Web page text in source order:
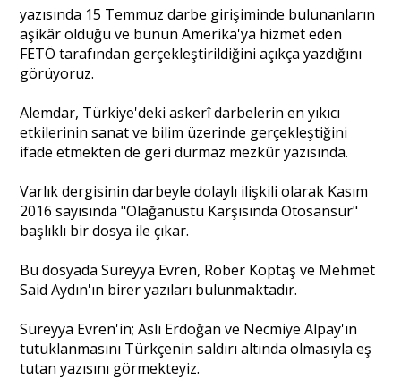
yazısında 15 Temmuz darbe girişiminde bulunanların
aşikâr olduğu ve bunun Amerika'ya hizmet eden
FETÖ tarafından gerçekleştirildiğini açıkça yazdığını
görüyoruz.
Alemdar, Türkiye'deki askerî darbelerin en yıkıcı
etkilerinin sanat ve bilim üzerinde gerçekleştiğini
ifade etmekten de geri durmaz mezkûr yazısında.
Varlık dergisinin darbeyle dolaylı ilişkili olarak Kasım
2016 sayısında "Olağanüstü Karşısında Otosansür"
başlıklı bir dosya ile çıkar.
Bu dosyada Süreyya Evren, Rober Koptaş ve Mehmet
Said Aydın'ın birer yazıları bulunmaktadır.
Süreyya Evren'in; Aslı Erdoğan ve Necmiye Alpay'ın
tutuklanmasını Türkçenin saldırı altında olmasıyla eş
tutan yazısını görmekteyiz.